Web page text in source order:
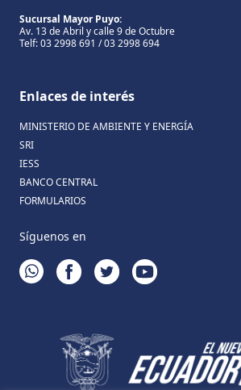
Sucursal Mayor Puyo:
Av. 13 de Abril y calle 9 de Octubre
Telf: 03 2998 691 / 03 2998 694
Enlaces de interés
MINISTERIO DE AMBIENTE Y ENERGÍA
SRI
IESS
BANCO CENTRAL
FORMULARIOS
Síguenos en
WHATSAPPFACEBOOKTWITTERYOUTUBE